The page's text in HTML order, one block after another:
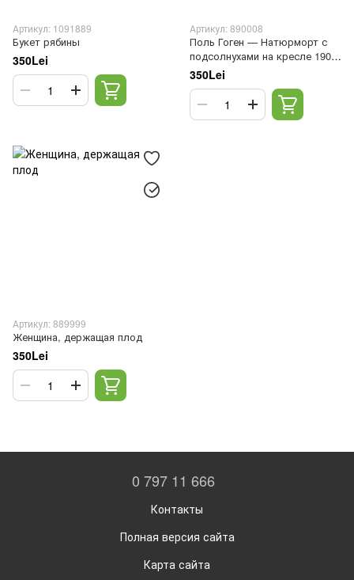
Артикул: 1091889
Букет рябины
350Lei
Артикул: 890008
Поль Гоген — Натюрморт с
подсолнухами на кресле 1901
год.
350Lei
Артикул: 889999
Женщина, держащая плод
350Lei
0 797 11 666
Контакты
Полная версия сайта
Карта сайта